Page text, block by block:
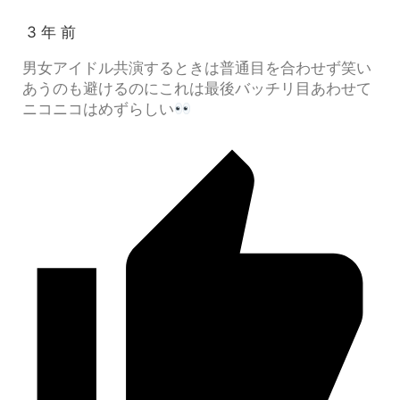
3 年 前
男女アイドル共演するときは普通目を合わせず笑い
あうのも避けるのにこれは最後バッチリ目あわせて
ニコニコはめずらしい